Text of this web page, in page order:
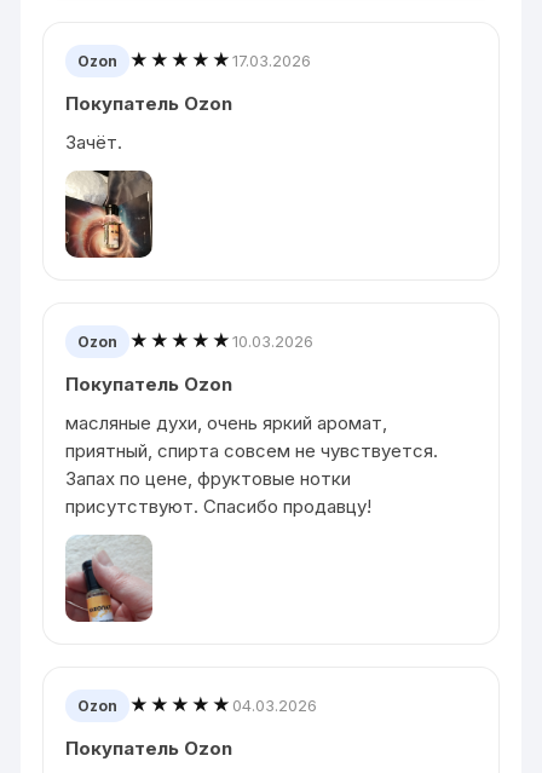
Ozon ★★★★★17.03.2026
Покупатель Ozon
Зачёт.
Ozon ★★★★★10.03.2026
Покупатель Ozon
масляные духи, очень яркий аромат,
приятный, спирта совсем не чувствуется.
Запах по цене, фруктовые нотки
присутствуют. Спасибо продавцу!
Ozon ★★★★★ 04.03.2026
Покупатель Ozon